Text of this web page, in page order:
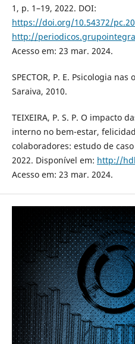
1, p. 1–19, 2022. DOI:
https://doi.org/10.54372/
http://
Acesso em: 23 mar. 2024.
SPECTOR, P. E. Psicologia
Saraiva, 2010.
TEIXEIRA, P. S. P. O impacto
interno no bem-estar,
colaboradores: estudo de
2022. Disponível em: http://
Acesso em: 23 mar. 2024.